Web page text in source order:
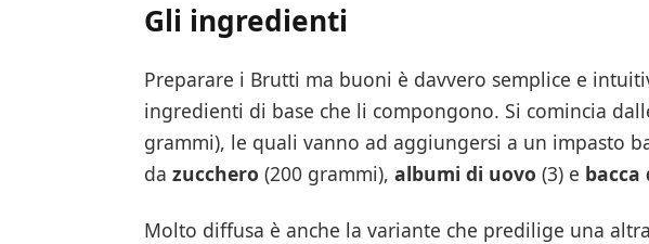
Gli ingredienti
Preparare i Brutti ma buoni è davvero semplice e
ingredienti di base che li compongono. Si comincia
grammi), le quali vanno ad aggiungersi a un impasto
da zucchero (200 grammi), albumi di uovo (3) e bacca
Molto diffusa è anche la variante che predilige una